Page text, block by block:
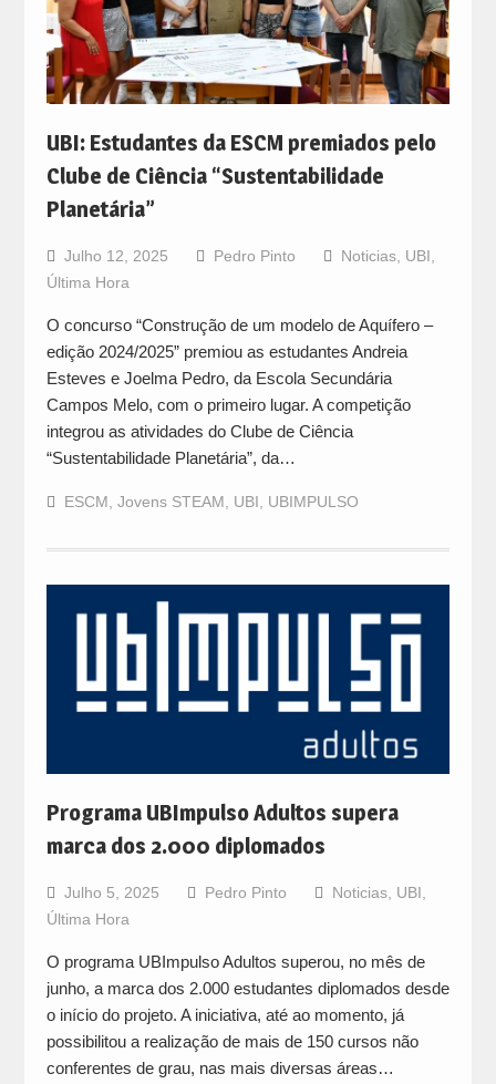
UBI: Estudantes da ESCM premiados pelo
Clube de Ciência “Sustentabilidade
Planetária”
Julho 12, 2025 Pedro Pinto Noticias, UBI,
Última Hora
O concurso “Construção de um modelo de Aquífero –
edição 2024/2025” premiou as estudantes Andreia
Esteves e Joelma Pedro, da Escola Secundária
Campos Melo, com o primeiro lugar. A competição
integrou as atividades do Clube de Ciência
“Sustentabilidade Planetária”, da…
ESCM, Jovens STEAM, UBI, UBIMPULSO
Programa UBImpulso Adultos supera
marca dos 2.000 diplomados
Julho 5, 2025 Pedro Pinto Noticias, UBI
Última Hora
O programa UBImpulso Adultos superou, no mês de
junho, a marca dos 2.000 estudantes diplomados desde
o início do projeto. A iniciativa, até ao momento, já
possibilitou a realização de mais de 150 cursos não
conferentes de grau, nas mais diversas áreas…